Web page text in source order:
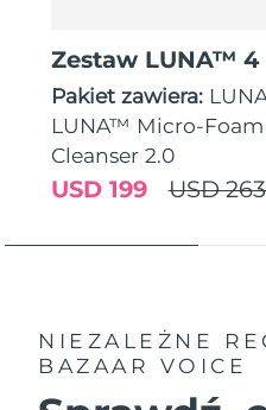
Zestaw LUNA™ 4
Pakiet zawiera:
LUNA™ Micro-Foam
Cleanser 2.0
USD
USD 199
NIEZALEŻNE
BAZAAR VOICE